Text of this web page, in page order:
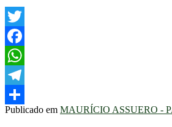
Twitter
Facebook
WhatsApp
Telegram
Share
Publicado em MAURÍCIO ASSUERO -